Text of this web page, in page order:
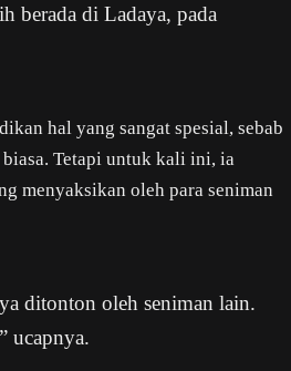
berada di Ladaya, pada
hal yang sangat spesial, sebab
Tetapi untuk kali ini, ia
menyaksikan oleh para seniman
ditonton oleh seniman lain.
ucapnya.